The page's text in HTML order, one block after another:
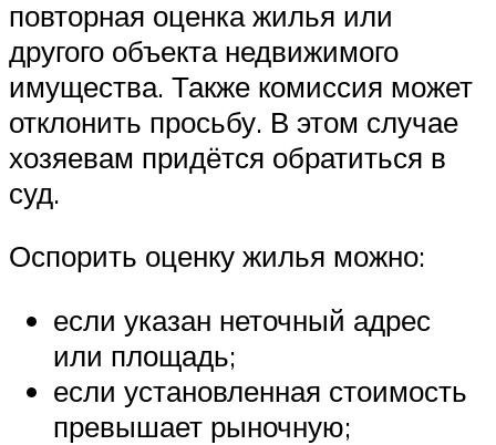
повторная оценка жилья или
другого объекта недвижимого
имущества. Также комиссия может
отклонить просьбу. В этом случае
хозяевам придётся обратиться в
суд.
Оспорить оценку жилья можно:
если указан неточный адрес
или площадь;
если установленная стоимость
превышает рыночную;